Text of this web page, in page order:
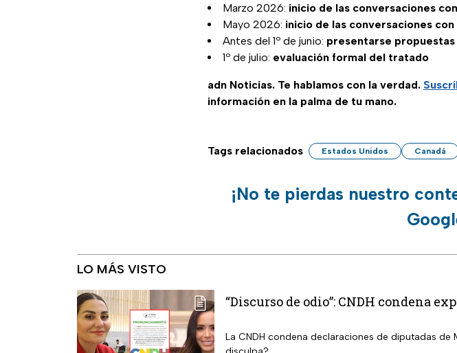
Marzo 2026: inicio de las conversaciones
Mayo 2026: inicio de las conversaciones con
Antes del 1º de junio: presentarse
1º de julio: evaluación formal del tratado
adn Noticias. Te hablamos con la verdad.
información en la palma de tu mano.
Tags relacionados Estados Unidos Canadá
¡No te pierdas nuestro
LO MÁS VISTO
“Discurso de odio”: CNDH condena
La CNDH condena declaraciones de diputadas